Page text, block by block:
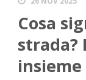
Cosa
strada?
insieme